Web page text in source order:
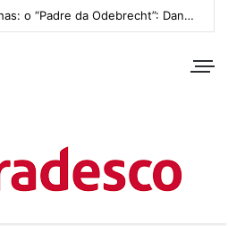
O codinome nas planilhas: o “Padre da Odebrecht”: Daniel Vilela e os bastidores de 2014